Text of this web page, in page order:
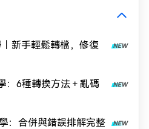
新手輕鬆轉檔，修復
：6種轉換方法＋亂碼
：合併與錯誤排解完整